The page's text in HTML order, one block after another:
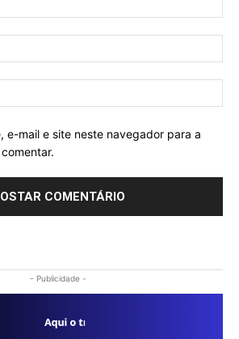
e-mail e site neste navegador para a
- Publicidade -